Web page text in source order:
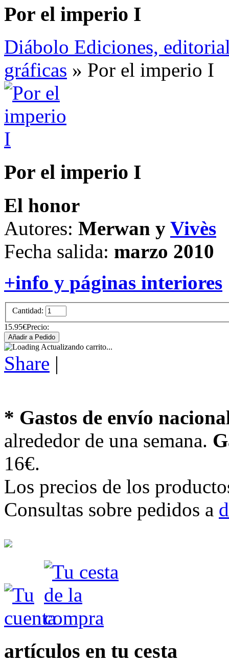
Por el imperio I
Diábolo Ediciones,
gráficas » Por el imperio I
Por el imperio I
El honor
Autores: Merwan y Vivès
Fecha salida: marzo 2010
+info y páginas interiores
Cantidad:
15.95€Precio:
Actualizando carrito...
Share |
* Gastos de envío
alrededor de una semana.
16€.
Los precios de los
Consultas sobre pedidos a
artículos en tu cesta